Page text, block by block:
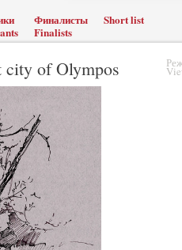
Финалисты
Finalists
Short list
city of Olympos